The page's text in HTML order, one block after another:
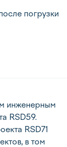
погрузки
инженерным
RSD59.
RSD71
в том